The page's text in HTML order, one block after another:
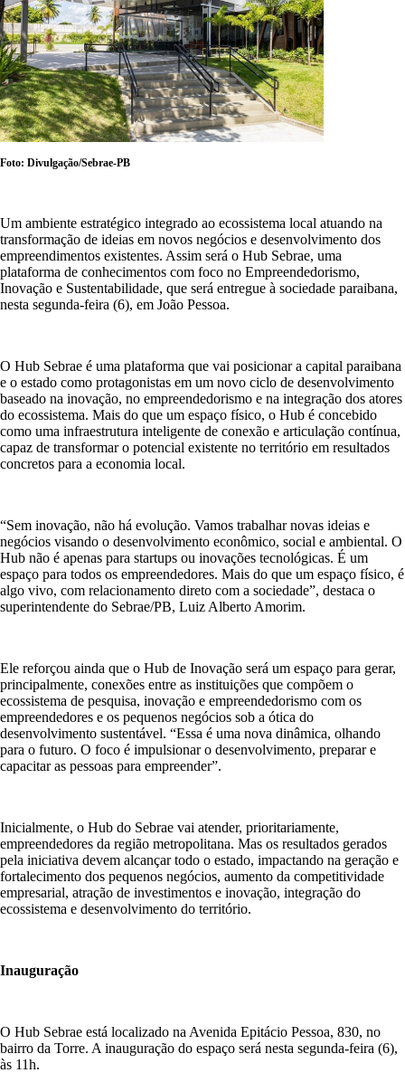
Foto: Divulgação/Sebrae-PB
Um ambiente estratégico integrado ao ecossistema local atuando na
transformação de ideias em novos negócios e desenvolvimento dos
empreendimentos existentes. Assim será o Hub Sebrae, uma
plataforma de conhecimentos com foco no Empreendedorismo,
Inovação e Sustentabilidade, que será entregue à sociedade paraibana,
nesta segunda-feira (6), em João Pessoa.
O Hub Sebrae é uma plataforma que vai posicionar a capital paraibana
e o estado como protagonistas em um novo ciclo de desenvolvimento
baseado na inovação, no empreendedorismo e na integração dos atores
do ecossistema. Mais do que um espaço físico, o Hub é concebido
como uma infraestrutura inteligente de conexão e articulação contínua,
capaz de transformar o potencial existente no território em resultados
concretos para a economia local.
“Sem inovação, não há evolução. Vamos trabalhar novas ideias e
negócios visando o desenvolvimento econômico, social e ambiental. O
Hub não é apenas para startups ou inovações tecnológicas. É um
espaço para todos os empreendedores. Mais do que um espaço físico, é
algo vivo, com relacionamento direto com a sociedade”, destaca o
superintendente do Sebrae/PB, Luiz Alberto Amorim.
Ele reforçou ainda que o Hub de Inovação será um espaço para gerar,
principalmente, conexões entre as instituições que compõem o
ecossistema de pesquisa, inovação e empreendedorismo com os
empreendedores e os pequenos negócios sob a ótica do
desenvolvimento sustentável. “Essa é uma nova dinâmica, olhando
para o futuro. O foco é impulsionar o desenvolvimento, preparar e
capacitar as pessoas para empreender”.
Inicialmente, o Hub do Sebrae vai atender, prioritariamente,
empreendedores da região metropolitana. Mas os resultados gerados
pela iniciativa devem alcançar todo o estado, impactando na geração e
fortalecimento dos pequenos negócios, aumento da competitividade
empresarial, atração de investimentos e inovação, integração do
ecossistema e desenvolvimento do território.
Inauguração
O Hub Sebrae está localizado na Avenida Epitácio Pessoa, 830, no
bairro da Torre. A inauguração do espaço será nesta segunda-feira (6),
às 11h.